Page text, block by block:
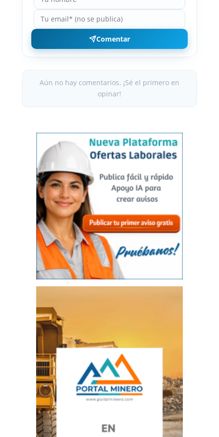
Comentar
Aún no hay comentarios. ¡Sé el primero en
opinar!